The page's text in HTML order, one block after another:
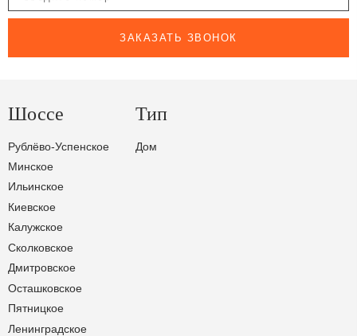
ЗАКАЗАТЬ ЗВОНОК
Шоссе
Рублёво-Успенское
Минское
Ильинское
Киевское
Калужское
Сколковское
Дмитровское
Осташковское
Пятницкое
Ленинградское
Тип
Дом